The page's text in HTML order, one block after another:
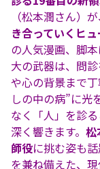
（松本潤さん）が
き合っていくヒ
の人気漫画、脚
大の武器は、問
や心の背景まで
しの中の病”に光
なく「人」を診
深く響きます。 松
師役に挑む姿も
を兼ね備えた、